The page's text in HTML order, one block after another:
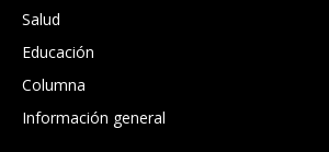
Salud
Educación
Columna
Información general